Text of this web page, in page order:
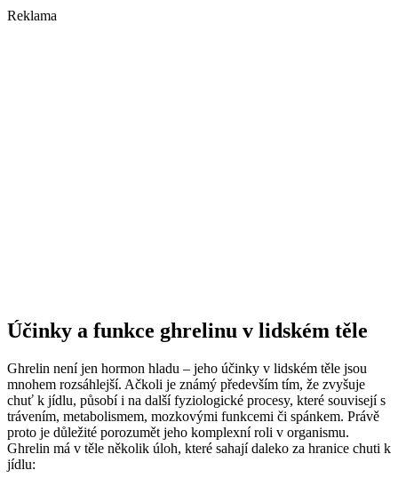
Reklama
Účinky a funkce ghrelinu v lidském těle
Ghrelin není jen hormon hladu – jeho účinky v lidském těle jsou
mnohem rozsáhlejší. Ačkoli je známý především tím, že zvyšuje
chuť k jídlu, působí i na další fyziologické procesy, které souvisejí s
trávením, metabolismem, mozkovými funkcemi či spánkem. Právě
proto je důležité porozumět jeho komplexní roli v organismu.
Ghrelin má v těle několik úloh, které sahají daleko za hranice chuti k
jídlu: